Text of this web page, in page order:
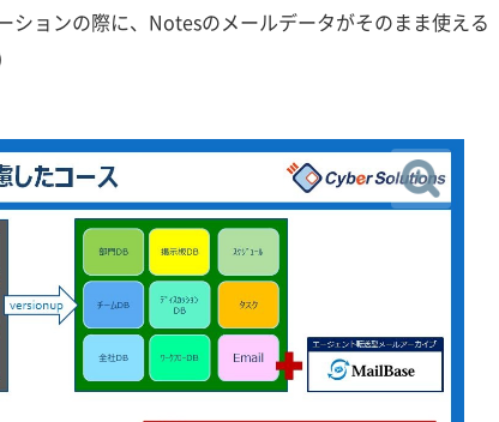
ションの際に、Notesのメールデータがそのまま使える